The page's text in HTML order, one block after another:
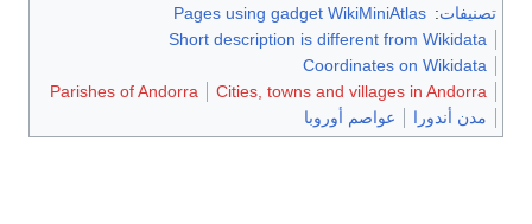
تصنيفات:
Pages using gadget WikiMiniAtlas
Short description is different from Wikidata
Coordinates on Wikidata
Cities, towns and villages in Andorra
Parishes of Andorra
مدن أندورا
عواصم أوروبا